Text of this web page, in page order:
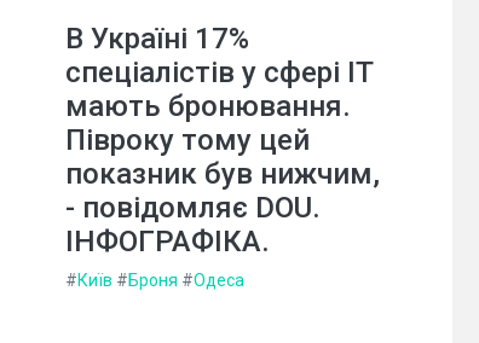
В Україні 17%
спеціалістів у сфері IT
мають бронювання.
Півроку тому цей
показник був нижчим,
- повідомляє DOU.
ІНФОГРАФІКА.
#Київ #Броня #Одеса